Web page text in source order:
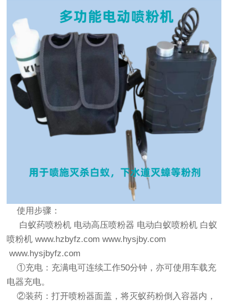
使用步骤：
白蚁药喷粉机 电动高压喷粉器 电动白蚁喷粉机 白蚁
喷粉机www.hzbyfz.com www.hysjby.com
www.hysjbyfz.com
①充电：充满电可连续工作50分钟，亦可使用车载充
电器充电。
②装药：打开喷粉器面盖，将灭蚁药粉倒入容器内，